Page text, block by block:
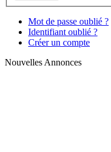
Mot de passe oublié ?
Identifiant oublié ?
Créer un compte
Nouvelles Annonces